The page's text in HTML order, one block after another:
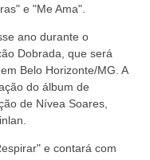
e "Me Ama".
ano durante o
Dobrada, que será
Belo Horizonte/MG. A
do álbum de
de Nívea Soares,
e contará com